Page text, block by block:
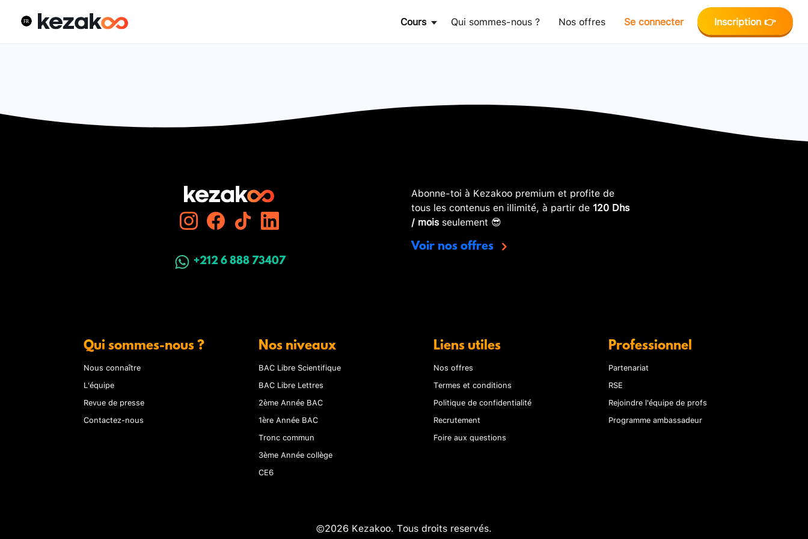
Cours Qui sommes-nous ? Nos offres Se connecter Inscription 👉
+212 6 888 73407
Abonne-toi à Kezakoo premium et profite de
tous les contenus en illimité, à partir de 120 Dhs
/ moisseulement 😎
Voir nos offres
Qui sommes-nous ?
Nous connaître
L'équipe
Revue de presse
Contactez-nous
Nos niveaux
BAC Libre Scientifique
BAC Libre Lettres
2ème Année BAC
1ère Année BAC
Tronc commun
3ème Année collège
CE6
Liens utiles
Nos offres
Termes et conditions
Politique de confidentialité
Recrutement
Foire aux questions
Professionnel
Partenariat
RSE
Rejoindre l'équipe de profs
Programme ambassadeur
©2026 Kezakoo. Tous droits reservés.